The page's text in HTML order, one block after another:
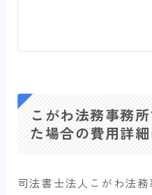
こがわ法務事務
た場合の費用詳細
司法書士法人こがわ法